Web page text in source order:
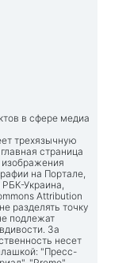
в сфере медиа
трехязычную
страница
изображения
на Портале,
Украина,
Attribution
разделять точку
подлежат
За
несет
"Пресс-